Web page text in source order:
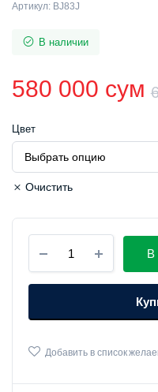
Артикул: BJ83J
В наличии
580 000 сум
Цвет
Очистить
лампа
Xiaomi
Mijia
Desk
1S
В
Добавить в список